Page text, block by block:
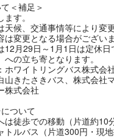
＜補足＞
す。
天候、交通事情等により変
は変更となる場合がございま
12月29日～1月1日は定休
の立ち寄となります。
ホワイトリングバス株式会
山きたさきバス、株式会社
株式会社
ついて
は徒歩での移動（片道約10
トルバス（片道300円・現